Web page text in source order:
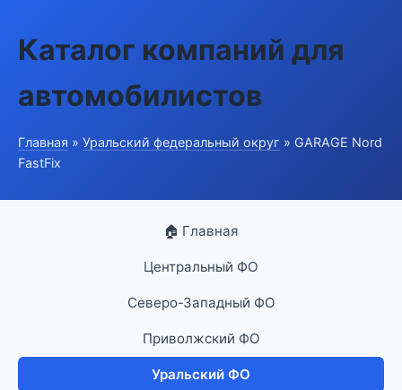
Каталог компаний для
автомобилистов
Главная » Уральский федеральный округ » GARAGE Nord
FastFix
🏠 Главная
Центральный ФО
Северо-Западный ФО
Приволжский ФО
Уральский ФО